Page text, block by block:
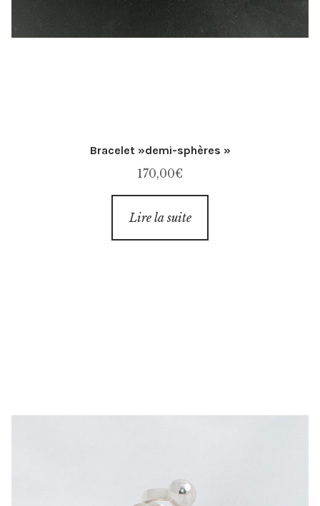
Bracelet »demi-sphères »
170,00€
Lire la suite